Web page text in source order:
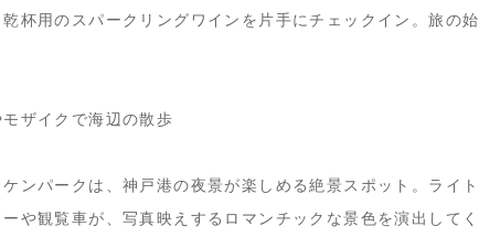
杯用のスパークリングワインを片手にチェックイン。旅の始
ザイクで海辺の散歩
ンパークは、神戸港の夜景が楽しめる絶景スポット。ライト
や観覧車が、写真映えするロマンチックな景色を演出してく